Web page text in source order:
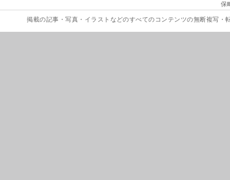
保
掲載の記事・写真・イラストなどのすべてのコンテンツの無断複